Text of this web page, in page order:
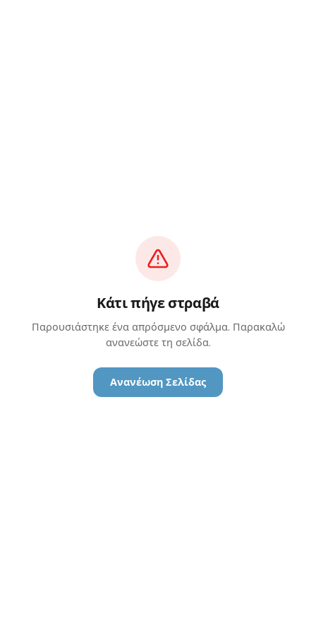
Κάτι πήγε στραβά
Παρουσιάστηκε ένα απρόσμενο σφάλμα. Παρακαλώ
ανανεώστε τη σελίδα.
Ανανέωση Σελίδας